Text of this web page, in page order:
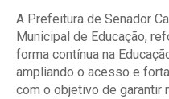
A Prefeitura de Senador
Municipal de Educação,
forma contínua na
ampliando o acesso e
com o objetivo de garantir